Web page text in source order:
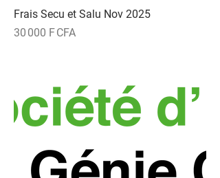
Frais Secu et Salu Nov 2025
Prix
30 000 F CFA